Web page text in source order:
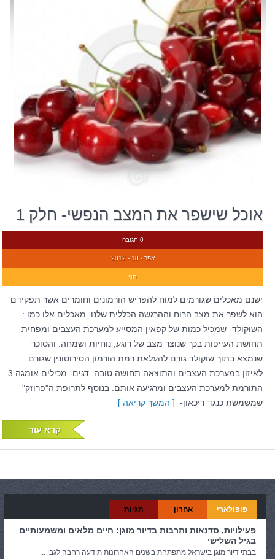
אוכל שישפר את המצב הנפשי- חלק 1
0 תגובה
אפר - 18 - 2012
חני
ישנם מאכלים שגורמים למוח להפריש הורמונים וחומרים אשר תפקידם
הוא לשפר את מצב הרוח וההרגשה הכללית שלנו. מאכלים אלו כמו :
השוקולד- שמכיל כמות של קפאין המסייע למערכת העצבים ומפחית
תחושת העייפות בכך שנוצר מצב של רוגע, נוחיות ושמחה. והסוכר
שנמצא בתוך שוקולד גורם להעלאת רמת הורמון הסירוטונין שגורם
לאיזון במערכת העצבים והתוצאה תחושה טובה. דגים- מכילים אומגה 3
התורמת למערכת העצבים ומרגיעה אותם. בנוסף לתרופת ה"פרוזק"
שמשמשת כנגד דיכאון- [ המשך קריאה ]
קרא עוד
פופולארי אחרון תגיות
פעילויות, סדנאות ותרבות בדיור מוגן: חיים מלאים ומשמעותיים
בגיל השלישי
בבתי דיור מוגן בישראל מתפתחת בשנים האחרונות תודעה רחבה לגבי ...